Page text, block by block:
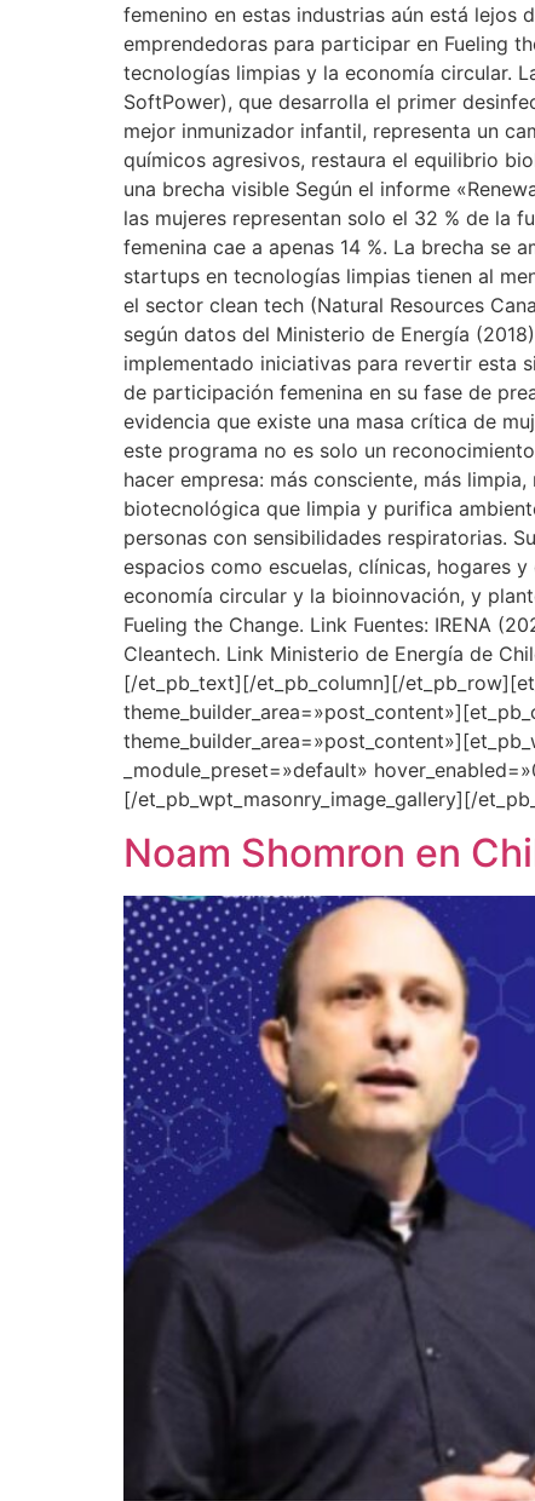
femenino en estas industrias aún está lejos
emprendedoras para participar en Fueling
tecnologías limpias y la economía circular.
SoftPower), que desarrolla el primer
mejor inmunizador infantil, representa un
químicos agresivos, restaura el equilibrio
una brecha visible Según el informe
las mujeres representan solo el 32 % de la
femenina cae a apenas 14 %. La brecha se
startups en tecnologías limpias tienen al
el sector clean tech (Natural Resources
según datos del Ministerio de Energía
implementado iniciativas para revertir esta
de participación femenina en su fase de
evidencia que existe una masa crítica de
este programa no es solo un
hacer empresa: más consciente, más
biotecnológica que limpia y purifica
personas con sensibilidades respiratorias.
espacios como escuelas, clínicas, hogares
economía circular y la bioinnovación, y
Fueling the Change. Link Fuentes: IRENA
Cleantech. Link Ministerio de Energía de
[/et_pb_text][/et_pb_column][/
_module_preset=»default»
[/et_pb_wpt_masonry_image_gallery][/
Noam Shomron en